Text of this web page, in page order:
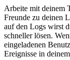
Arbeite mit deinem
Freunde zu deinen
auf den Logs wirst
schneller lösen.
eingeladenen
Ereignisse in